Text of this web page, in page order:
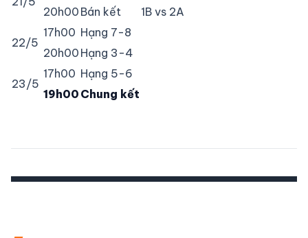
20h00 Bán kết 1B vs 2A
22/5
17h00 Hạng 7-8
20h00 Hạng 3-4
23/5
17h00 Hạng 5-6
19h00 Chung kết